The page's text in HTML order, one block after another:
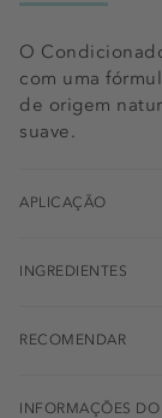
O
com uma
de origem
suave.
APLICAÇÃO
INGREDIENTES
RECOMENDAR
INFORMAÇÕES